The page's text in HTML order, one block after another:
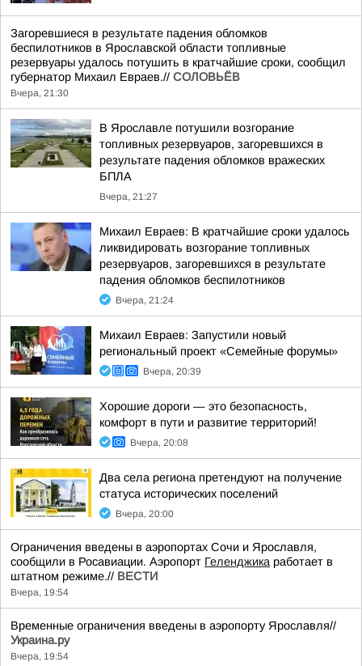
Загоревшиеся в результате падения обломков
беспилотников в Ярославской области топливные
резервуары удалось потушить в кратчайшие сроки, сообщил
губернатор Михаил Евраев.// СОЛОВЬЁВ
Вчера, 21:30
В Ярославле потушили возгорание
топливных резервуаров, загоревшихся в
результате падения обломков вражеских
БПЛА
Вчера, 21:27
Михаил Евраев: В кратчайшие сроки удалось
ликвидировать возгорание топливных
резервуаров, загоревшихся в результате
падения обломков беспилотников
Вчера, 21:24
Михаил Евраев: Запустили новый
региональный проект «Семейные форумы»
Вчера, 20:39
Хорошие дороги — это безопасность,
комфорт в пути и развитие территорий!
Вчера, 20:08
Два села региона претендуют на получение
статуса исторических поселений
Вчера, 20:00
Ограничения введены в аэропортах Сочи и Ярославля,
сообщили в Росавиации. Аэропорт Геленджика работает в
штатном режиме.// ВЕСТИ
Вчера, 19:54
Временные ограничения введены в аэропорту Ярославля//
Украина.ру
Вчера, 19:54